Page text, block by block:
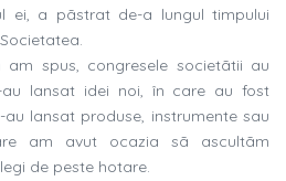
ei, a pãstrat de-a lungul timpului
spus, congresele societãtii au
lansat idei noi, în care au fost
lansat produse, instrumente sau
am avut ocazia sã ascultãm
de peste hotare.